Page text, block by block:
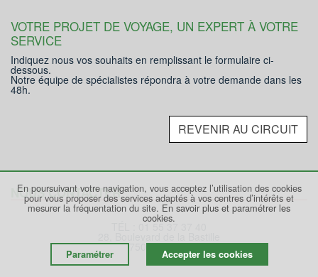
VOTRE PROJET DE VOYAGE, UN EXPERT À VOTRE
SERVICE
Indiquez nous vos souhaits en remplissant le formulaire ci-
dessous.
Notre équipe de spécialistes répondra à votre demande dans les
48h.
REVENIR AU CIRCUIT
NOUS CONTACTER
75012 PARIS
En poursuivant votre navigation, vous acceptez l’utilisation des cookies
pour vous proposer des services adaptés à vos centres d’intérêts et
mesurer la fréquentation du site. En savoir plus et paramétrer les
cookies.
Paramétrer Accepter les cookies